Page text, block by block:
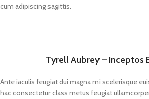
cum adipiscing sagittis.
Tyrell Aubrey – Inceptos
Ante iaculis feugiat dui magna mi scelerisque
hac consectetur class metus feugiat